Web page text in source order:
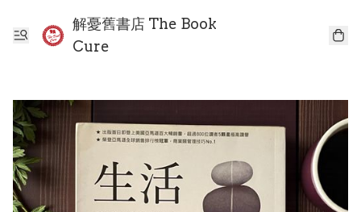
解憂舊書店 The Book
Cure